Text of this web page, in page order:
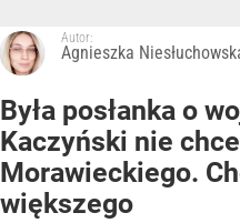
Autor:
Agnieszka
Była posłanka o
Kaczyński nie
Morawieckiego.
większego